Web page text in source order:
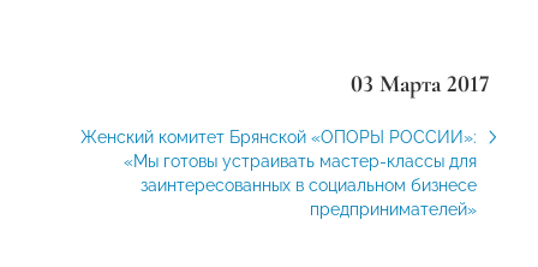
03 Марта 2017
Женский комитет Брянской «ОПОРЫ РОССИИ»:
«Мы готовы устраивать мастер-классы для
заинтересованных в социальном бизнесе
предпринимателей»